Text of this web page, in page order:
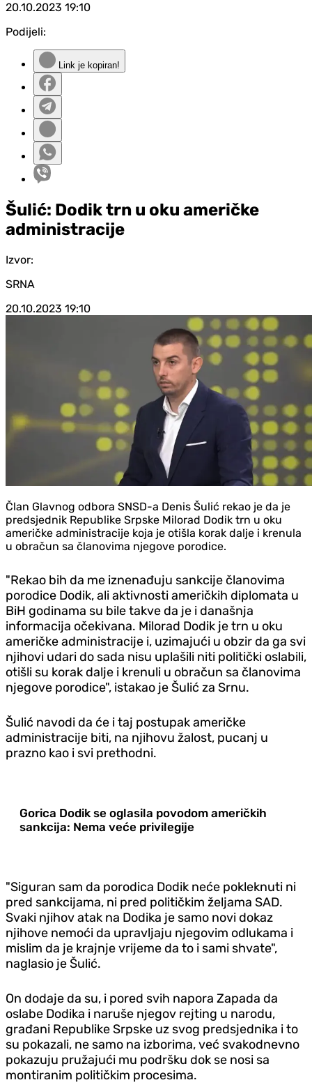
20.10.2023 19:10
Podijeli:
Link je kopiran!
Šulić: Dodik trn u oku američke
administracije
Izvor:
SRNA
20.10.2023 19:10
Član Glavnog odbora SNSD-a Denis Šulić rekao je da je
predsjednik Republike Srpske Milorad Dodik trn u oku
američke administracije koja je otišla korak dalje i krenula
u obračun sa članovima njegove porodice.
"Rekao bih da me iznenađuju sankcije članovima
porodice Dodik, ali aktivnosti američkih diplomata u
BiH godinama su bile takve da je i današnja
informacija očekivana. Milorad Dodik je trn u oku
američke administracije i, uzimajući u obzir da ga svi
njihovi udari do sada nisu uplašili niti politički oslabili,
otišli su korak dalje i krenuli u obračun sa članovima
njegove porodice", istakao je Šulić za Srnu.
Šulić navodi da će i taj postupak američke
administracije biti, na njihovu žalost, pucanj u
prazno kao i svi prethodni.
Gorica Dodik se oglasila povodom američkih
sankcija: Nema veće privilegije
"Siguran sam da porodica Dodik neće pokleknuti ni
pred sankcijama, ni pred političkim željama SAD.
Svaki njihov atak na Dodika je samo novi dokaz
njihove nemoći da upravljaju njegovim odlukama i
mislim da je krajnje vrijeme da to i sami shvate",
naglasio je Šulić.
On dodaje da su, i pored svih napora Zapada da
oslabe Dodika i naruše njegov rejting u narodu,
građani Republike Srpske uz svog predsjednika i to
su pokazali, ne samo na izborima, već svakodnevno
pokazuju pružajući mu podršku dok se nosi sa
montiranim političkim procesima.